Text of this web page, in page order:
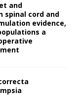
and
spinal cord and
evidence,
a